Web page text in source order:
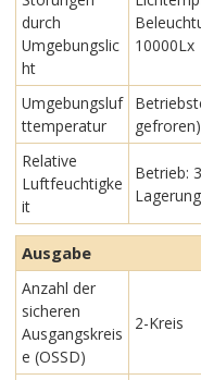
durch
Umgebungslic
ht
10000Lx
Umgebungsluf
ttemperatur
Relative
Luftfeuchtigke
it
Betrieb:
Ausgabe
Anzahl der
sicheren
Ausgangskreis
e (OSSD)
2-Kreis